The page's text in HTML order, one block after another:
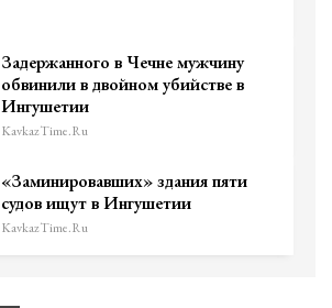
Задержанного в Чечне мужчину
обвинили в двойном убийстве в
Ингушетии
KavkazTime.ru
«Заминировавших» здания пяти
судов ищут в Ингушетии
KavkazTime.ru